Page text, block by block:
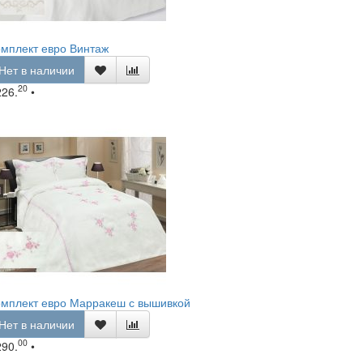
евро Винтаж
в наличии
20 •
евро Марракеш с вышивкой
в наличии
00 •